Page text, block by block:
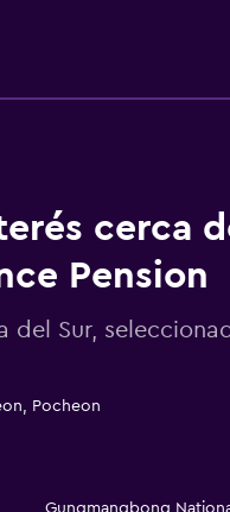
cerca
Pension
del Sur,
Pocheon